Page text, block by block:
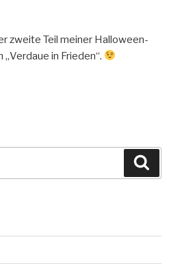
zweite Teil meiner Halloween-
in Frieden“.